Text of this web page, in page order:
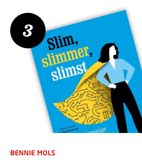
3
BENNIE MOLS